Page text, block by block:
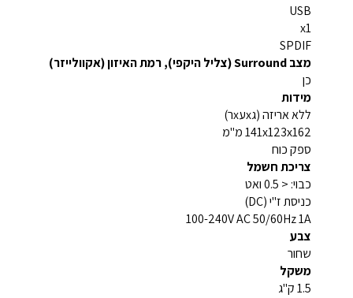
USB
x1
SPDIF
מצב Surround (צליל היקפי), רמת האיזון (אקוולייזר)
כן
מידות
ללא אריזה (גxעxר)
141x123x162 מ"מ
ספק כוח
צריכת חשמל
כבוי: < 0.5 ואט
כניסת ז"י (DC)
100-240V AC 50/60Hz 1A
צבע
שחור
משקל
1.5 ק"ג